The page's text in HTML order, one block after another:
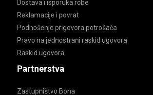
Dostava i isporuka robe
Reklamacije i povrat
Podnošenje prigovora potrošača
Pravo na jednostrani raskid ugovora
Raskid ugovora
Partnerstva
Zastupništvo Bona